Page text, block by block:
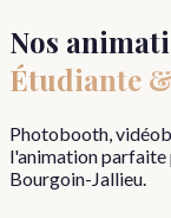
Nos
Étudiante
Photobooth,
l'animation
Bourgoin-Jallieu